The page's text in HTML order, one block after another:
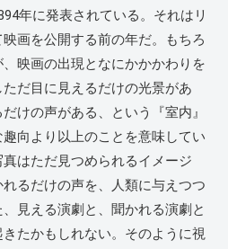
年に発表されている。それはリ
画を公開する前の年だ。もちろ
映画の出現となにかかかわりを
だ目に見えるだけの光景があ
けの声がある、という『室内』
向より以上のことを意味してい
はただ見つめられるイメージ
るだけの声を、人類に与えつつ
見える演劇と、聞かれる演劇と
たかもしれない。そのように視